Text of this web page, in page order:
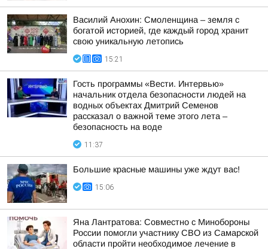
Василий Анохин: Смоленщина – земля с
богатой историей, где каждый город хранит
свою уникальную летопись
15:21
Гость программы «Вести. Интервью»
начальник отдела безопасности людей на
водных объектах Дмитрий Семенов
рассказал о важной теме этого лета –
безопасность на воде
11:37
Большие красные машины уже ждут вас!
15:06
Яна Лантратова: Совместно с Минобороны
России помогли участнику СВО из Самарской
области пройти необходимое лечение в